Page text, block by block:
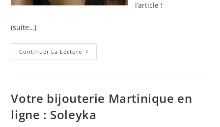
l’article !
(suite…)
Continuer La Lecture Gold
Center
Qui
Propose
Bijoux
Soleyka
Votre bijouterie Martinique en
ligne : Soleyka